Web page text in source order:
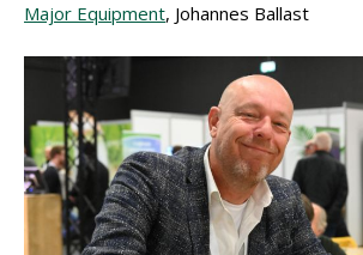
Major Equipment, Johannes Ballast